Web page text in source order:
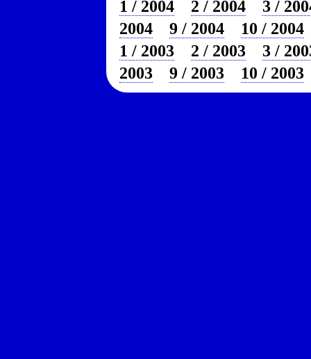
1 / 2004 2 / 2004
3 /
2004
9 / 2004
10 / 2004
1 / 2003
2 / 2003
3 /
2003
9 / 2003 10 / 2003